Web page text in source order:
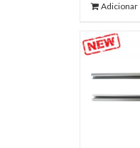
Adicionar